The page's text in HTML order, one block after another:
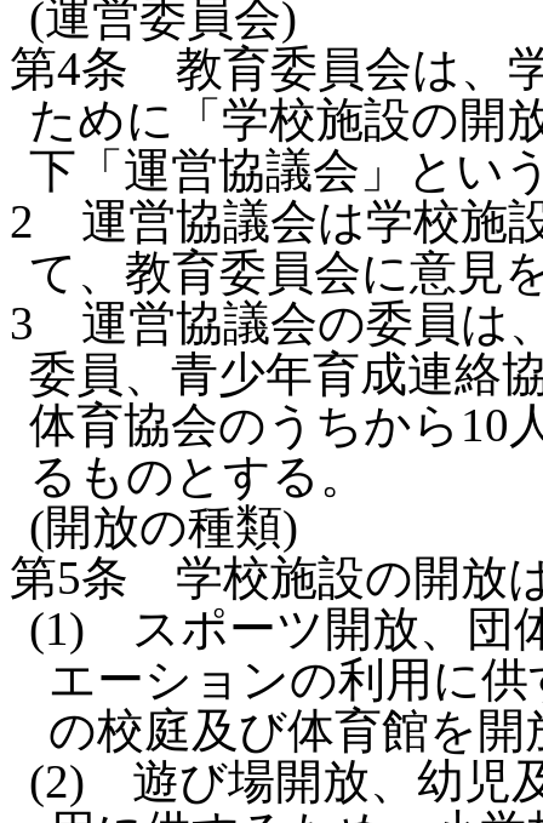
(運営委員会)
第4条 教育委員会は、
ために「学校施設の開
下「運営協議会」とい
2 運営協議会は学校施
て、教育委員会に意見
3 運営協議会の委員は
委員、青少年育成連絡
体育協会のうちから10
るものとする。
(開放の種類)
第5条 学校施設の開放
(1)
スポーツ開放、団
エーションの利用に
の校庭及び体育館を開
(2) 遊び場開放、幼児